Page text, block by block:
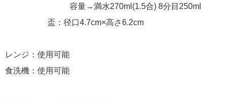
容量→満水270ml(1.5合) 8分目250ml
盃：径口4.7cm×高さ6.2cm
レンジ：使用可能
食洗機：使用可能